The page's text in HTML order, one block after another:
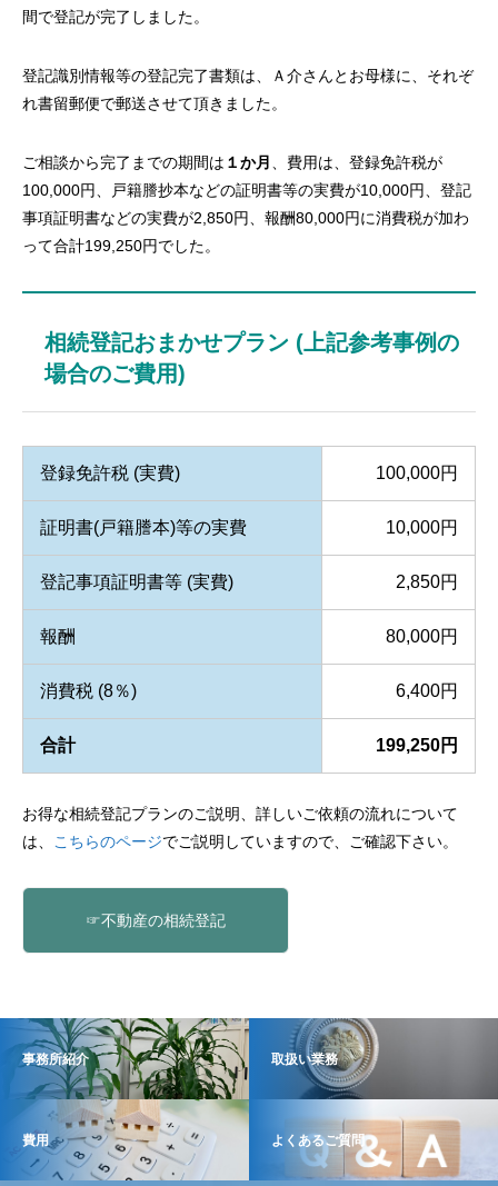
間で登記が完了しました。
登記識別情報等の登記完了書類は、Ａ介さんとお母様に、それぞ
れ書留郵便で郵送させて頂きました。
ご相談から完了までの期間は １か月 、費用は、登録免許税が
100,000円、戸籍謄抄本などの証明書等の実費が10,000円、登記
事項証明書などの実費が2,850円、報酬80,000円に消費税が加わ
って合計199,250円でした。
相続登記おまかせプラン (上記参考事例の
場合のご費用)
登録免許税 (実費) 100,000円
証明書(戸籍謄本)等の実費 10,000円
登記事項証明書等 (実費) 2,850円
報酬 80,000円
消費税 (8％) 6,400円
合計 199,250円
お得な相続登記プランのご説明、詳しいご依頼の流れについて
は、 こちらのページでご説明していますので、ご確認下さい。
☞不動産の相続登記
事務所紹介 取扱い業務
費用 よくあるご質問